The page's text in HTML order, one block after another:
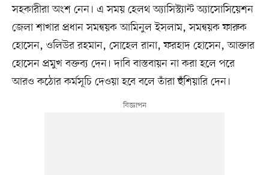
সহকারীরা অংশ নেন। এ সময় হেলথ অ্যাসিস্ট্যান্ট অ্যাসোসিয়েশন
জেলা শাখার প্রধান সমন্বয়ক আমিনুল ইসলাম, সমন্বয়ক ফারুক
হোসেন, ওলিউর রহমান, সোহেল রানা, ফরহাদ হোসেন, আক্তার
হোসেন প্রমুখ বক্তব্য দেন। দাবি বাস্তবায়ন না করা হলে পরে
আরও কঠোর কর্মসূচি দেওয়া হবে বলে তাঁরা হুঁশিয়ারি দেন।